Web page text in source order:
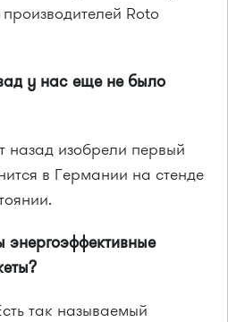
Roto
у нас еще не было
изобрели первый
в Германии на стенде
так называемый